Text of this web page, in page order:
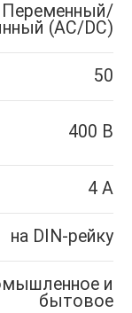
Переменный/
(AC/DC)
50
400 В
4 А
на DIN-рейку
и
бытовое